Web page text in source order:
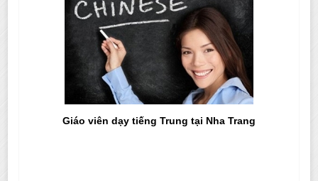
Giáo viên dạy tiếng Trung tại Nha Trang